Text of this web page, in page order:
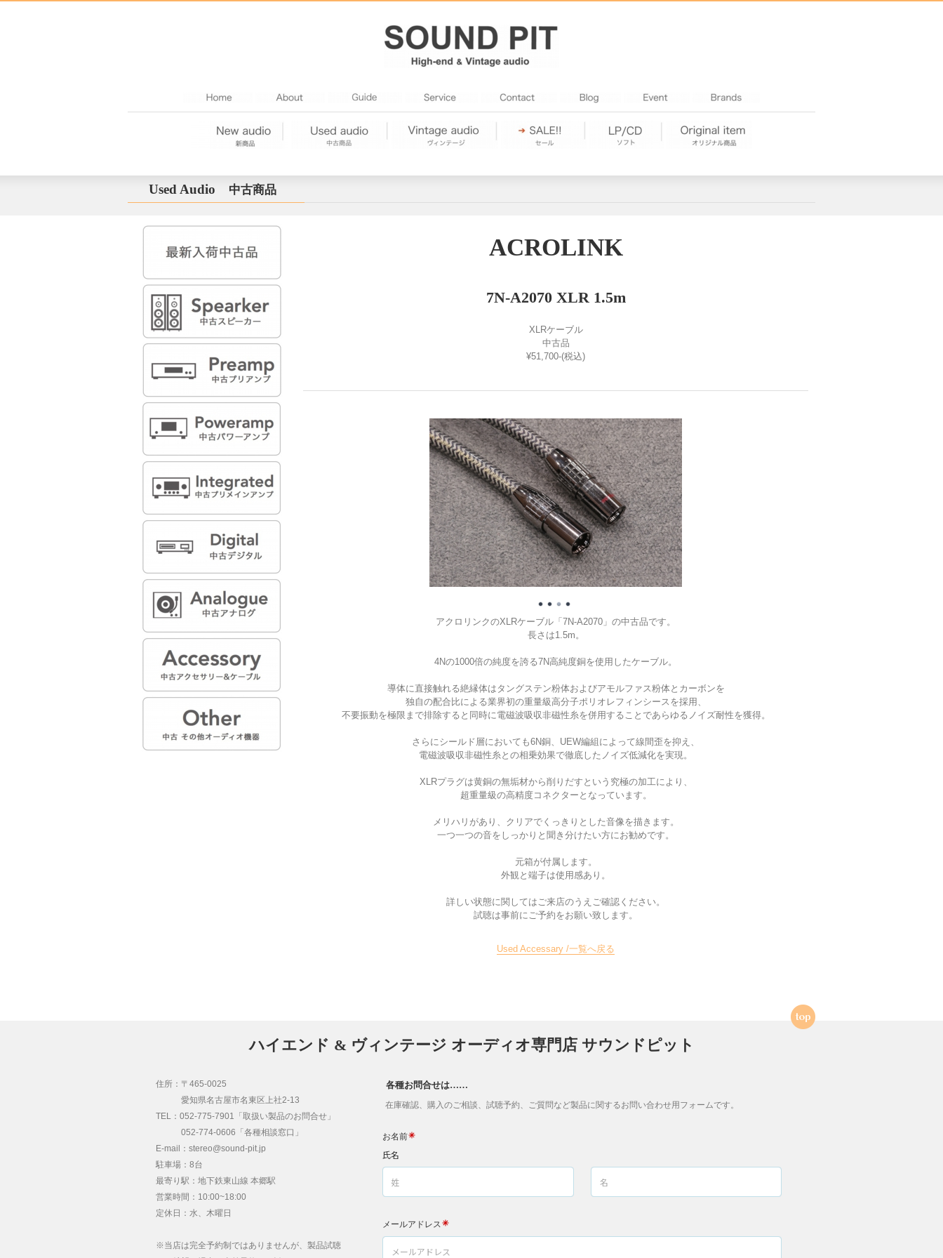
Used Audio 中古商品
ACROLINK
7N-A2070 XLR 1.5m
XLRケーブル
中古品
¥51,700-(税込)
アクロリンクのXLRケーブル「7N-A2070」の中古品です。
長さは1.5m。
4Nの1000倍の純度を誇る7N高純度銅を使用したケーブル。
導体に直接触れる絶縁体はタングステン粉体およびアモルファス粉体とカーボンを
独自の配合比による業界初の重量級高分子ポリオレフィンシースを採用、
不要振動を極限まで排除すると同時に電磁波吸収非磁性糸を併用することであらゆるノイズ耐性を獲得。
さらにシールド層においても6N銅、UEW編組によって線間歪を抑え、
電磁波吸収非磁性糸との相乗効果で徹底したノイズ低減化を実現。
XLRプラグは黄銅の無垢材から削りだすという究極の加工により、
超重量級の高精度コネクターとなっています。
メリハリがあり、クリアでくっきりとした音像を描きます。
一つ一つの音をしっかりと聞き分けたい方にお勧めです。
元箱が付属します。
外観と端子は使用感あり。
詳しい状態に関してはご来店のうえご確認ください。
試聴は事前にご予約をお願い致します。
Used Accessary /一覧へ戻る
ハイエンド & ヴィンテージ オーディオ専門店 サウンドピット
住所：〒465-0025
愛知県名古屋市名東区上社2-13
TEL：052-775-7901「取扱い製品のお問合せ」
052-774-0606「各種相談窓口」
E-mail：stereo@sound-pit.jp
駐車場：8台
最寄り駅：地下鉄東山線 本郷駅
営業時間：10:00~18:00
定休日：水、木曜日
※当店は完全予約制ではありませんが、製品試聴
各種お問合せは……
在庫確認、購入のご相談、試聴予約、ご質問など製品に関するお問い合わせ用フォームです。